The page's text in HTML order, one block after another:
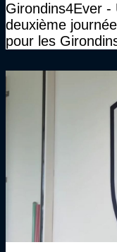
Girondins4Ever
deuxième
pour les